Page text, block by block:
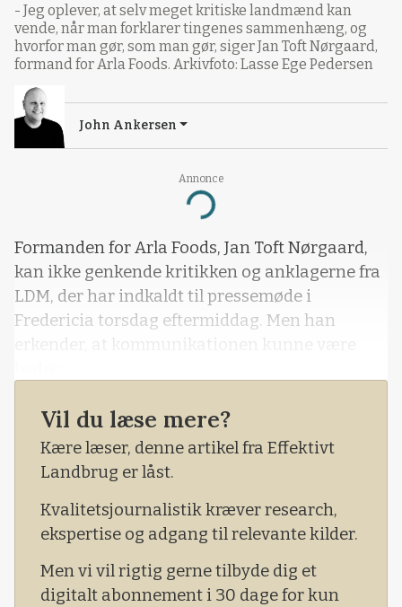
Annonce
Loading...
- Jeg oplever, at selv meget kritiske landmænd kan
vende, når man forklarer tingenes sammenhæng, og
hvorfor man gør, som man gør, siger Jan Toft Nørgaard,
formand for Arla Foods. Arkivfoto: Lasse Ege Pedersen
John Ankersen
Formanden for Arla Foods, Jan Toft Nørgaard,
kan ikke genkende kritikken og anklagerne fra
LDM, der har indkaldt til pressemøde i
Fredericia torsdag eftermiddag. Men han
erkender, at kommunikationen kunne være
- Man kan måske godt sige, at
kommunikationen ikke har været helt optimal,
lød det fra Jan Toft Nørgaard i forbindelse med
pressemødet omkring årsregnskabet hos Arla i
går.
Vil du læse mere?
Kære læser, denne artikel fra Effektivt
Landbrug er låst.
Kvalitetsjournalistik kræver research,
ekspertise og adgang til relevante kilder.
Men vi vil rigtig gerne tilbyde dig et
digitalt abonnement i 30 dage for kun